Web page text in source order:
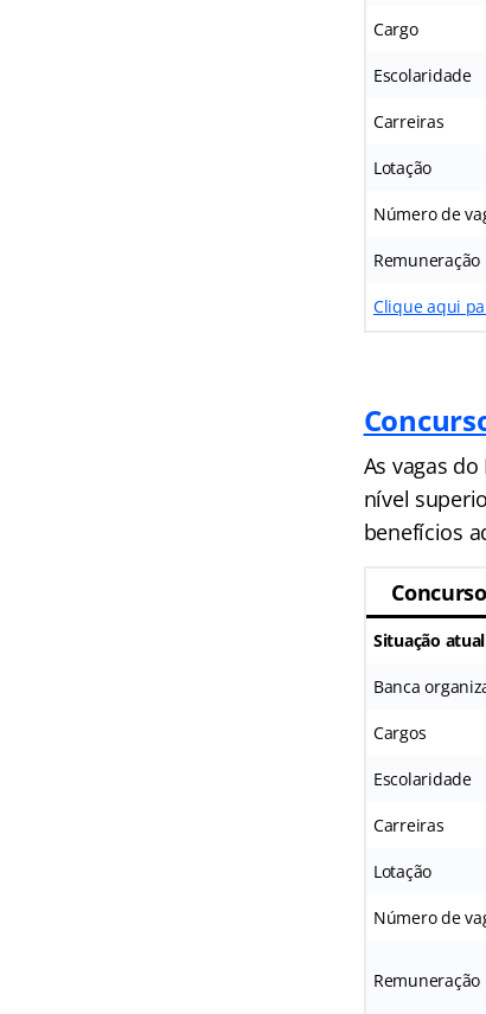
Cargo
Escolaridade
Carreiras
Lotação
Número de
Remuneração
Clique aqui
As vagas
nível
benefícios
Situação atual
Banca
Cargos
Escolaridade
Carreiras
Lotação
Número de
Remuneração